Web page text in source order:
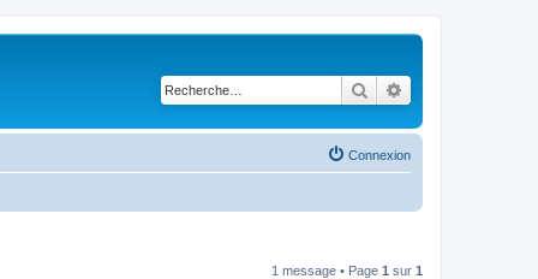
Rechercher
Connexion
1 message • Page 1 sur 1